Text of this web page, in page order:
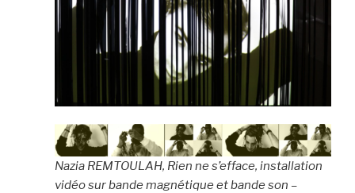
Nazia REMTOULAH, Rien ne s’efface, installation
vidéo sur bande magnétique et bande son –